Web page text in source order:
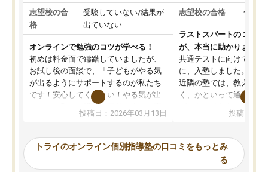
志望校の合
格
受験していない/結果が
出ていない
オンラインで勉強のコツが学べる！
初めは料金面で躊躇していましたが、
お試し後の面談で、「子どもがやる気
が出るようにサポートするのが私たち
です！安心してください！やる気が出
ないのは私たち講師の責任です」と言
ってくださり、確かに！と考えて、思
ったんですが、学生の先生から学ぶこ
み、徐々に成績が上がったらいいなと
投稿日：2026年03月13日
志望校の合格 合格
ラストスパートの１か月
が、本当に助かりました
共通テストに向けての追
に、入塾しました。田舎
近隣の塾では、教えても
く、かといって通うには
可能なので本当に助か
らないところをピンポイ
頂いて、とてもわかり
していました。一生を
投稿日：
トライのオンライン個別指導塾の口コミをもっとみ
る